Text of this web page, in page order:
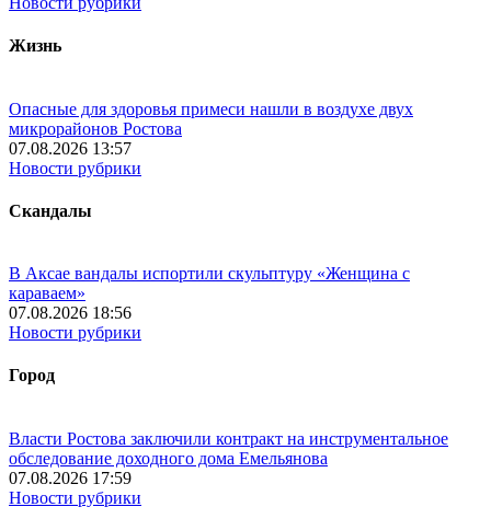
Жизнь
Опасные для здоровья примеси нашли в воздухе двух
микрорайонов Ростова
07.08.2026 13:57
Новости рубрики
Скандалы
В Аксае вандалы испортили скульптуру «Женщина с
караваем»
07.08.2026 18:56
Новости рубрики
Город
Власти Ростова заключили контракт на инструментальное
обследование доходного дома Емельянова
07.08.2026 17:59
Новости рубрики